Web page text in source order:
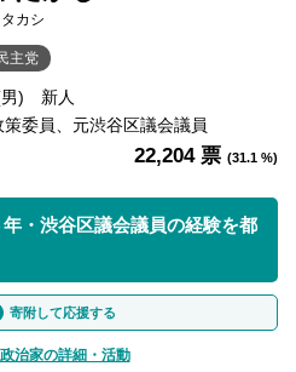
カシ
主党
)
新人
策委員、元渋谷区議会議員
22,204 票 (31.1 %)
・渋谷区議会議員の経験を都
寄附して応援する
治家の詳細・活動